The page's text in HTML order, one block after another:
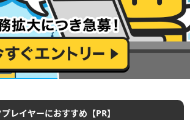
レイヤーにおすすめ【PR】